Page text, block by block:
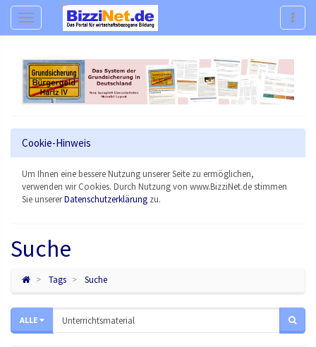
Navigation
Cookie-Hinweis
Um Ihnen eine bessere Nutzung unserer Seite zu ermöglichen,
verwenden wir Cookies. Durch Nutzung von www.BizziNet.de stimmen
Sie unsererDatenschutzerklärung zu.
Suche
Tags Suche
ALLE